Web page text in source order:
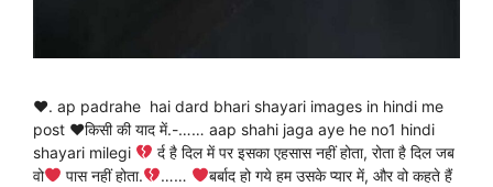
♥. ap padrahe hai dard bhari shayari images in hindi me
post ♥किसी की याद में.-…… aap shahi jaga aye he no1 hindi
shayari milegi
र्द है दिल में पर इसका एहसास नहीं होता, रोता है दिल जब
वो
पास नहीं होता. ……
बर्बाद हो गये हम उसके प्यार में, और वो कहते हैं